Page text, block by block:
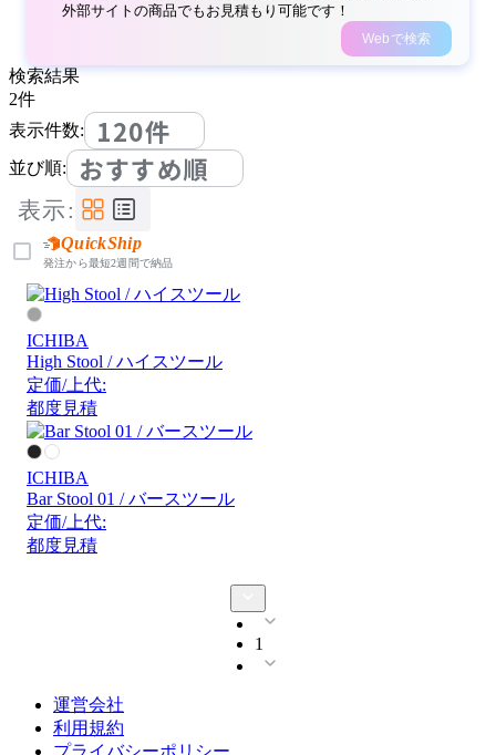
外部サイトの商品でもお見積もり可能です！
Webで検索
検索結果
2件
表示件数:
120件
並び順: おすすめ順
表示:
QuickShip
発注から最短2週間で納品
ICHIBA
High Stool / ハイスツール
定価/上代:
都度見積
ICHIBA
Bar Stool 01 / バースツール
定価/上代:
都度見積
1
運営会社
利用規約
プライバシーポリシー